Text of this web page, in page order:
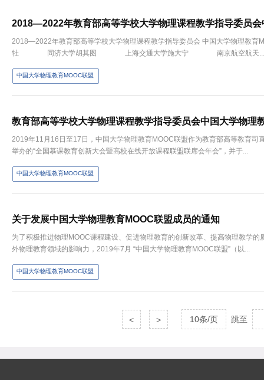
2018—2022年教育部高等学校大学物理课程教学指导委员
2018—2022年教育部高等学校大学物理课程教学指导委员会 中国大学
牡 同济大学胡其图 上海交通大学施大宁 南京航空航天...
中国大学物理教育MOOC联盟
教育部高等学校大学物理课程教学指导委员会中国大学物理
2019年11月16日至17日，中国大学物理教育MOOC联盟作为教育部高等教育司
举办的“全国慕课教育创新大会暨高校在线开放课程联盟联席会年会”，并于...
中国大学物理教育MOOC联盟
关于发展中国大学物理教育MOOC联盟成员的通知
为了积极推进物理MOOC课程建设、促进物理教育的创新改革、提高物理教学
外物理教育领域的影响力，2019年7月 “中国大学物理教育MOOC联盟”（以...
中国大学物理教育MOOC联盟
< > 10条/页 跳至